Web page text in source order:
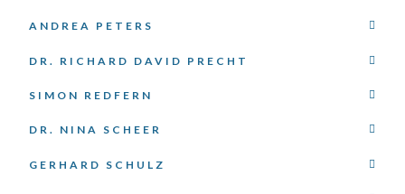
ANDREA PETERS
DR. RICHARD DAVID PRECHT
SIMON REDFERN
DR. NINA SCHEER
GERHARD SCHULZ